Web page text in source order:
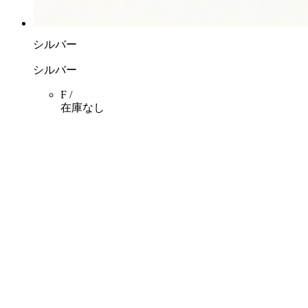
シルバー
シルバー
F /
在庫なし